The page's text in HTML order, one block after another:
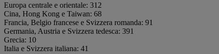
Europa centrale e orientale: 312
Cina, Hong Kong e Taiwan: 68
Francia, Belgio francese e Svizzera romanda: 91
Germania, Austria e Svizzera tedesca: 391
Grecia: 10
Italia e Svizzera italiana: 41